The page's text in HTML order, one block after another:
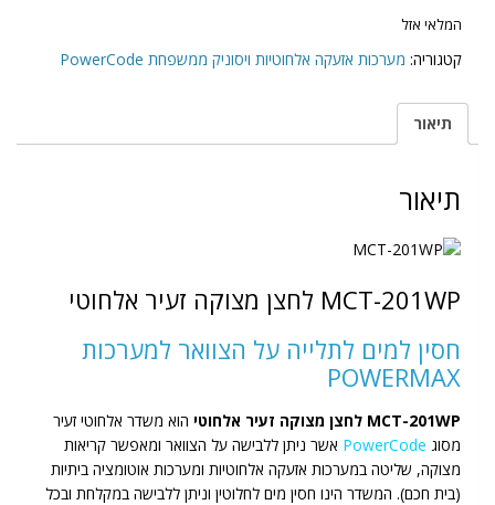
המלאי אזל
קטגוריה: מערכות אזעקה אלחוטיות ויסוניק ממשפחת PowerCode
תיאור
תיאור
MCT-201WP לחצן מצוקה זעיר אלחוטי
חסין למים לתלייה על הצוואר למערכות
POWERMAX
MCT-201WP לחצן מצוקה זעיר אלחוטי
הוא משדר אלחוטי זעיר
מסוג PowerCode אשר ניתן ללבישה על הצוואר ומאפשר קריאות
מצוקה, שליטה במערכות אזעקה אלחוטיות ומערכות אוטומציה ביתיות
(בית חכם). המשדר הינו חסין מים לחלוטין וניתן ללבישה במקלחת ובכל